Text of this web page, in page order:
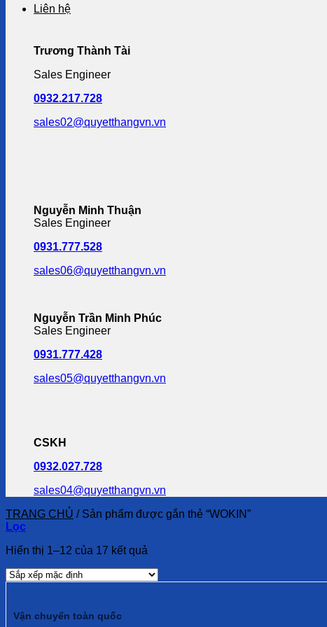
Liên hệ
Trương Thành Tài
Sales Engineer
0932.217.728
sales02@quyetthangvn.vn
Nguyễn Minh Thuận
Sales Engineer
0931.777.528
sales06@quyetthangvn.vn
Nguyễn Trần Minh Phúc
Sales Engineer
0931.777.428
sales05@quyetthangvn.vn
CSKH
0932.027.728
sales04@quyetthangvn.vn
TRANG CHỦ /Sản phẩm được gắn thẻ “WOKIN”
Lọc
Hiển thị 1–12 của 17 kết quả
Vận chuyển toàn quốc